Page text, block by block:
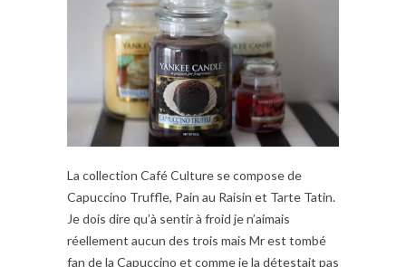
La collection Café Culture se compose de
Capuccino Truffle, Pain au Raisin et Tarte Tatin.
Je dois dire qu’à sentir à froid je n’aimais
réellement aucun des trois mais Mr est tombé
fan de la Capuccino et comme je la détestait pas